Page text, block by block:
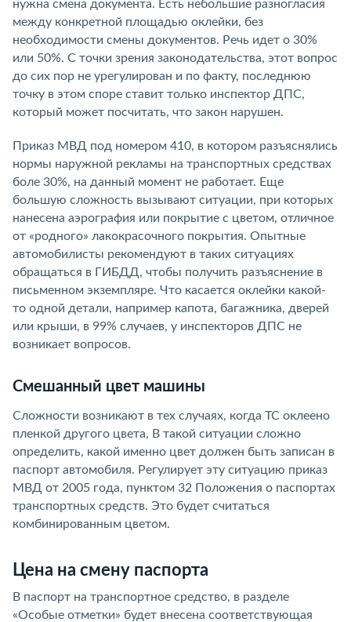
нужна смена документа. Есть небольшие разногласия
между конкретной площадью оклейки, без
необходимости смены документов. Речь идет о 30%
или 50%. С точки зрения законодательства, этот вопрос
до сих пор не урегулирован и по факту, последнюю
точку в этом споре ставит только инспектор ДПС,
который может посчитать, что закон нарушен.
Приказ МВД под номером 410, в котором разъяснялись
нормы наружной рекламы на транспортных средствах
боле 30%, на данный момент не работает. Еще
большую сложность вызывают ситуации, при которых
нанесена аэрография или покрытие с цветом, отличное
от «родного» лакокрасочного покрытия. Опытные
автомобилисты рекомендуют в таких ситуациях
обращаться в ГИБДД, чтобы получить разъяснение в
письменном экземпляре. Что касается оклейки какой-
то одной детали, например капота, багажника, дверей
или крыши, в 99% случаев, у инспекторов ДПС не
возникает вопросов.
Смешанный цвет машины
Сложности возникают в тех случаях, когда ТС оклеено
пленкой другого цвета, В такой ситуации сложно
определить, какой именно цвет должен быть записан в
паспорт автомобиля. Регулирует эту ситуацию приказ
МВД от 2005 года, пунктом 32 Положения о паспортах
транспортных средств. Это будет считаться
комбинированным цветом.
Цена на смену паспорта
В паспорт на транспортное средство, в разделе
«Особые отметки» будет внесена соответствующая